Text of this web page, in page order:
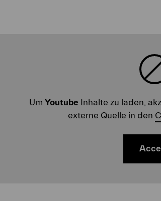
Um YoutubeInhalte zu laden,
externe Quelle in den